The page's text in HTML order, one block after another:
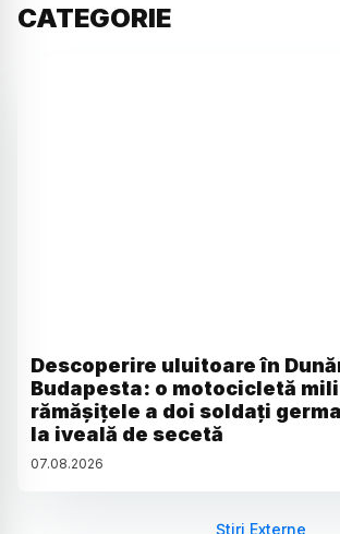
CATEGORIE
Descoperire uluitoare în
Budapesta: o motocicletă
rămășițele a doi soldați
la iveală de secetă
07.08.2026
Știri Externe